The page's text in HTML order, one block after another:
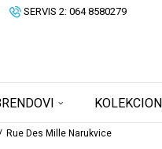
SERVIS 2: 064 8580279
Rue Des Mille Narukvice